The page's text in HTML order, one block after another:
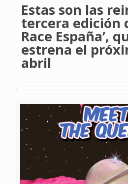
Estas son las
tercera edición
Race España’,
estrena el
abril